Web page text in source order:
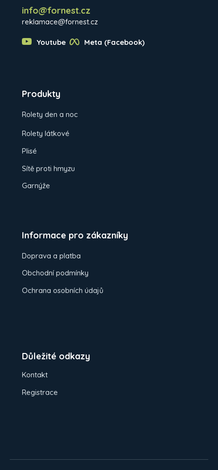
info@fornest.cz
reklamace@fornest.cz
Youtube Meta (Facebook)
Produkty
Rolety den a noc
Rolety látkové
Plisé
Sítě proti hmyzu
Garnýže
Informace pro zákazníky
Doprava a platba
Obchodní podmínky
Ochrana osobních údajů
Důležité odkazy
Kontakt
Registrace